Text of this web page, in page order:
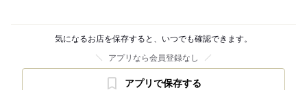
気になるお店を保存すると、いつでも確認できます。
アプリなら会員登録なし
アプリで保存する